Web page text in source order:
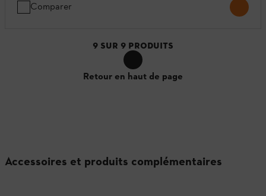
Comparer
9 SUR 9 PRODUITS
Retour en haut de page
Accessoires et produits complémentaires